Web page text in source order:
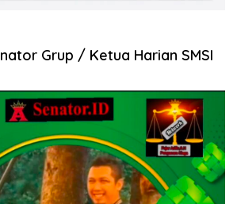
Grup / Ketua Harian SMSI